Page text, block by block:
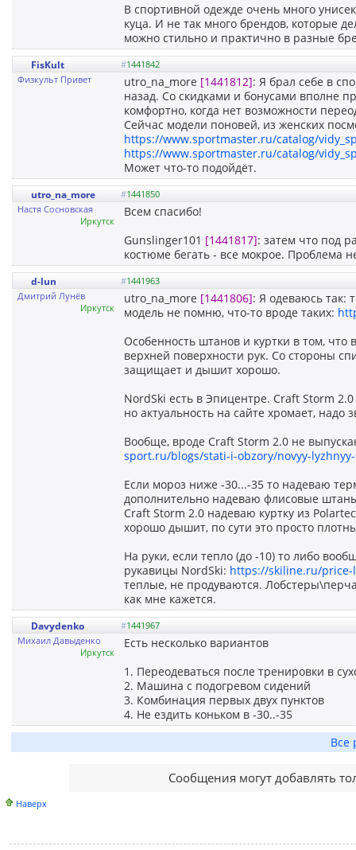
В спортивной одежде очень много
куца. И не так много брендов, которые
можно стильно и практично в разные
FisKult #1441842
Физкульт Привет
utro_na_more [1441812]: Я брал себе в
назад. Со скидками и бонусами вполне
комфортно, когда нет возможности
Сейчас модели поновей, из женских
https://www.sportmaster.ru/catalog/
https://www.sportmaster.ru/catalog/
Может что-то подойдёт.
utro_na_more #1441850
Настя Сосновская
Иркутск
Всем спасибо!
Gunslinger101 [1441817]: затем что под
костюме бегать - все мокрое. Проблема
d-lun #1441963
Дмитрий Лунёв
Иркутск
utro_na_more [1441806]: Я одеваюсь так:
модель не помню, что-то вроде таких:
Особенность штанов и куртки в том,
верхней поверхности рук. Со стороны
защищает и дышит хорошо.
NordSki есть в Эпицентре. Craft Storm
но актуальность на сайте хромает, надо
Вообще, вроде Craft Storm 2.0 не
sport.ru/blogs/stati-i-obzory/novyy-
Если мороз ниже -30...-35 то надеваю
дополнительно надеваю флисовые
Craft Storm 2.0 надеваю куртку из
хорошо дышит, по сути это просто
На руки, если тепло (до -10) то либо
рукавицы NordSki: https://skiline.ru/price-
теплые, не продуваются.
как мне кажется.
Davydenko #1441967
Михаил Давыденко
Иркутск
Есть несколько вариантов
1. Переодеваться после тренировки в
2. Машина с подогревом сидений
3. Комбинация первых двух пунктов
4. Не ездить коньком в -30..-35
Все
Сообщения могут добавлять
Наверх